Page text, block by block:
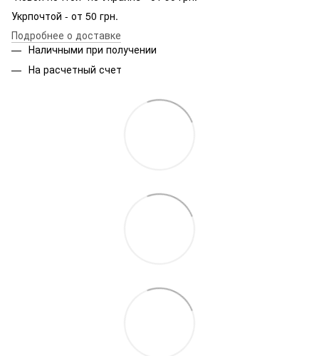
Укрпочтой - от 50 грн.
Подробнее о доставке
Наличными при получении
На расчетный счет